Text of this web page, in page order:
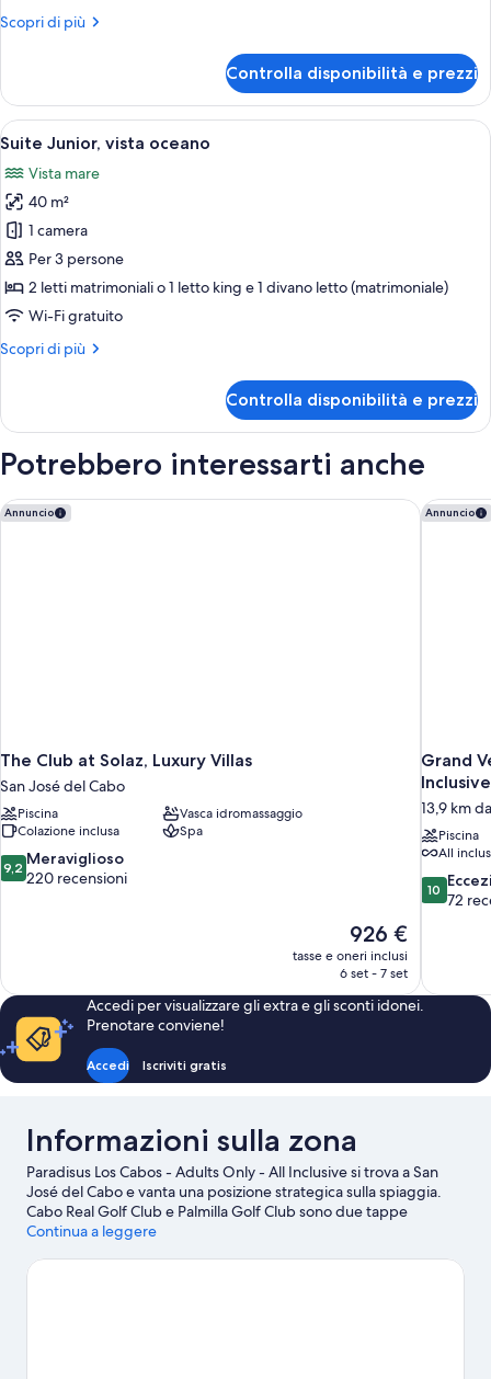
Ocean
Scopri di più
Altri
Reserve
Master
Suite
Front
Controlla disponibilità e prezzi
Apri
tutte
le
foto
per
Suite
Junior,
vista
oceano
Una camera d'albergo moderna
6
Suite Junior, vista oceano
Vista mare
40 m²
1 camera
Per 3 persone
2 letti matrimoniali o 1 letto king e 1 divano letto (matrimoniale)
Wi-Fi gratuito
Scopri di più
Altri
Junior,
oceano
Controlla disponibilità e prezzi
Potrebbero interessarti anche
Annuncio
The Club at Solaz, Luxury Villas
San José del Cabo
Piscina
Vasca idromassaggio
Colazione inclusa
Spa
9.2
su
9,2 Meraviglioso
220 recensioni
Il
prezzo
attuale
926 €
926 €
tasse e oneri inclusi
6 set - 7 set
The Club at Solaz, Luxury Villas Annuncio
Grand
Inclusive
13,9 km
Piscina
All
10.0
su
recensioni
10
72
Grand
Accedi per visualizzare gli extra e gli sconti idonei.
Prenotare conviene!
Accedi Iscriviti gratis
Informazioni sulla zona
Paradisus Los Cabos - Adults Only - All Inclusive si trova a San
José del Cabo e vanta una posizione strategica sulla spiaggia.
Cabo Real Golf Club e Palmilla Golf Club sono due tappe
fondamentali per chi ama le attività. A livello naturalistico,
Biosfera Desierto de El Vizcaíno e Spiaggia di Palmilla. Chileno
Continua a leggere